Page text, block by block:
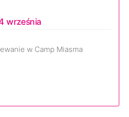
września
w Camp Miasma